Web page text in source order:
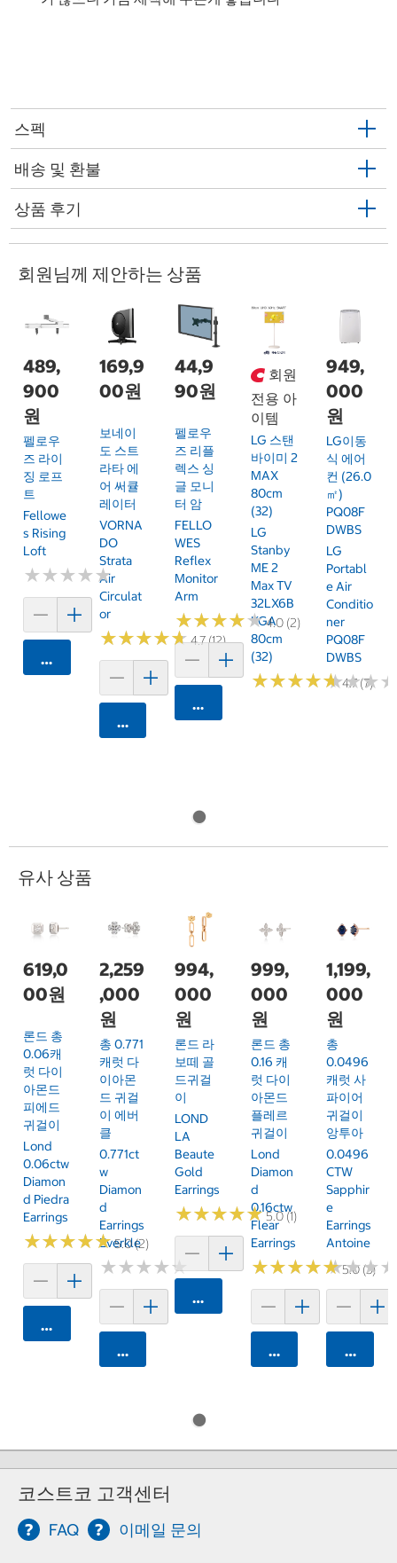
스펙
배송 및 환불
상품 후기
회원님께 제안하는 상품
489,
900
원
펠로우
즈 라이
징 로프
트
Fellowe
S Rising
Loft
★★★★★
★★★★★
카트에 담기
169,9
00원
보네이
도 스트
라타 에
어 써큘
레이터
VORNA
DO
Strata
Air
Circulat
Or
★★★★★
★★★★★4.7 (12)
카트에 담기
44,9
90원
펠로우
즈 리플
렉스 싱
글 모니
터 암
FELLO
WES
Reflex
Monitor
Arm
★★★★★
★★★★★4.0 (2)
카트에 담기
회원
전용 아
이템
LG 스탠
바이미 2
MAX
80cm
(32)
LG
Stanby
ME 2
Max TV
32LX6B
KGA
80cm
(32)
★★★★★
★★★★★4.7 (7)
949,
000
원
LG이동
식 에어
컨 (26.0
㎡)
PQ08F
DWBS
LG
Portabl
E Air
Conditio
Ner
PQ08F
DWBS
★★★
★★★
유사 상품
619,0
00원
론드 총
0.06캐
럿 다이
아몬드
피에드
귀걸이
Lond
0.06ctw
Diamon
D Piedra
Earrings
★★★★★
★★★★★5.0 (2)
카트에 담기
2,259
,000
원
총 0.771
캐럿 다
이아몬
드 귀걸
이 에버
클
0.771ct
W
Diamon
D
Earrings
Everkle
★★★★★
★★★★★
카트에 담기
994,
000
원
론드 라
보떼 골
드귀걸
이
LOND
LA
Beaute
Gold
Earrings
★★★★★
★★★★★5.0 (1)
카트에 담기
999,
000
원
론드 총
0.16 캐
럿 다이
아몬드
플레르
귀걸이
Lond
Diamon
D
0.16ctw
Flear
Earrings
★★★★★
★★★★★5.0 (3)
카트에 담기
1,199,
000
원
총
0.0496
캐럿 사
파이어
귀걸이
앙투아
0.0496
CTW
Sapphir
E
Earrings
Antoine
★★★
★★★
카트에
코스트코 고객센터
FAQ 이메일 문의